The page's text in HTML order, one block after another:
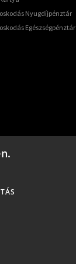
Nyugdíjpénztár
Egészségpénztár